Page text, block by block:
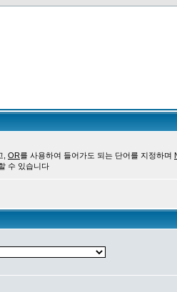
, OR를 사용하여 들어가도 되는 단어를 지정하며
수 있습니다